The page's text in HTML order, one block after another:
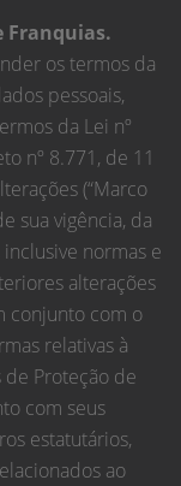
Franquias.
os termos da
pessoais,
da Lei nº
nº 8.771, de 11
(“Marco
sua vigência, da
normas e
alterações
conjunto com o
relativas à
de Proteção de
com seus
estatutários,
ao